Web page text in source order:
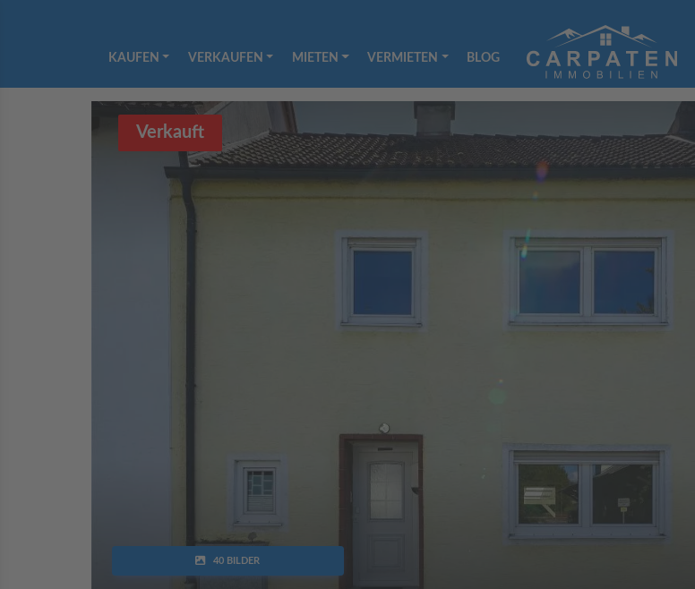
KAUFEN VERKAUFEN MIETEN VERMIETEN BLOG
Verkauft
40 BILDER